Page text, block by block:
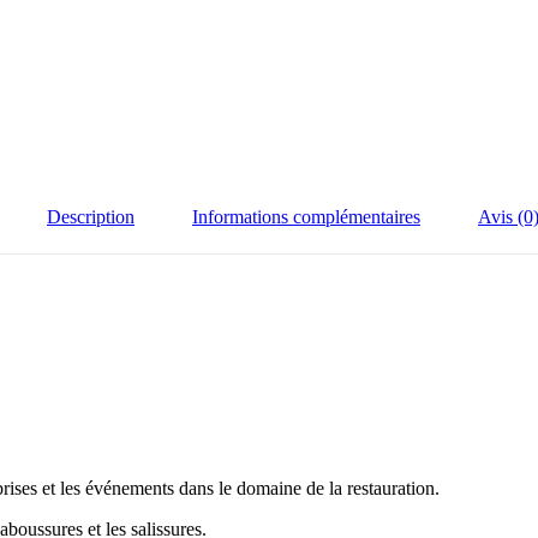
Description Informations complémentaires Avis (0)
et les événements dans le domaine de la restauration.
et les salissures.